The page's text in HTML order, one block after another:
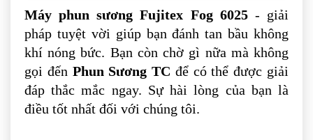
Máy phun sương Fujitex Fog 6025- giải
pháp tuyệt vời giúp bạn đánh tan bầu không
khí nóng bức. Bạn còn chờ gì nữa mà không
gọi đến Phun Sương TC để có thể được giải
đáp thắc mắc ngay. Sự hài lòng của bạn là
điều tốt nhất đối với chúng tôi.